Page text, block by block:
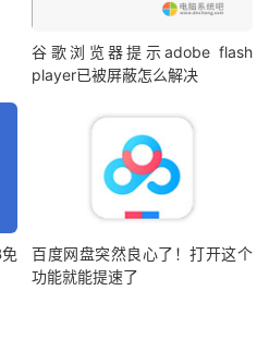
谷歌浏览器提示adobe flash
player已被屏蔽怎么解决
百度网盘突然良心了！打开这个
功能就能提速了